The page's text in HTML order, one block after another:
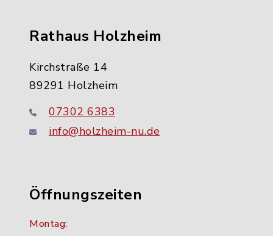
Rathaus Holzheim
Kirchstraße 14
89291 Holzheim
07302 6383
info@holzheim-nu.de
Öffnungszeiten
Montag: